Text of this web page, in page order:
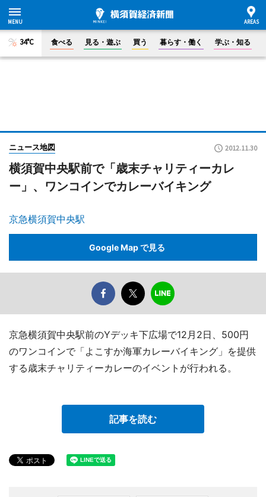
34°C 食べる 見る・遊ぶ 買う 暮らす・働く 学ぶ・知る
ニュース地図 2012.11.30
横須賀中央駅前で「歳末チャリティーカレ
ー」、ワンコインでカレーバイキング
京急横須賀中央駅
Google Map で見る
京急横須賀中央駅前のYデッキ下広場で12月2日、500円
のワンコインで「よこすか海軍カレーバイキング」を提供
する歳末チャリティーカレーのイベントが行われる。
記事を読む